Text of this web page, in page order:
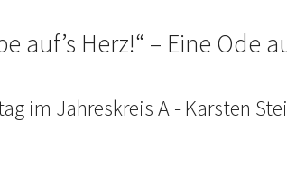
auf’s Herz!“ – Eine Ode
im Jahreskreis A - Karsten